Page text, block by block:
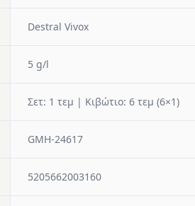
Destral Vivox
5 g/l
Σετ: 1 τεμ | Κιβώτιο: 6 τεμ (6×1)
GMH-24617
5205662003160